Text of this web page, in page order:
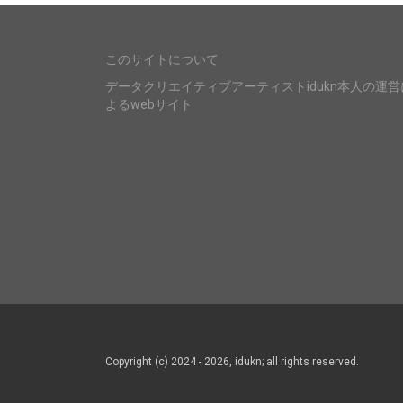
このサイトについて
データクリエイティブアーティストidukn本人の運営
よるwebサイト
Copyright (c) 2024 - 2026, idukn; all rights reserved.